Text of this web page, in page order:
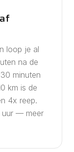
loop je al
na de
minuten
km is de
4x reep.
uur — meer